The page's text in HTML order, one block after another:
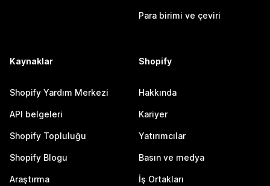
Para birimi ve çeviri
Kaynaklar
Shopify Yardım Merkezi
API belgeleri
Shopify Topluluğu
Shopify Blogu
Araştırma
Shopify
Hakkında
Kariyer
Yatırımcılar
Basın ve medya
İş Ortakları